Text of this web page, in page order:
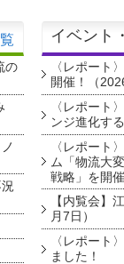
の
イベント
〈レポート
開催！（
〈レポート
ンジ進化す
〈レポート
ム「物流大
戦略」を開
【内覧会】
月7日）
〈レポート
ました！